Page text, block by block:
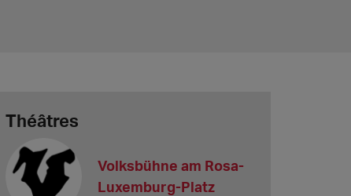
Théâtres
Volksbühne am Rosa-
Luxemburg-Platz